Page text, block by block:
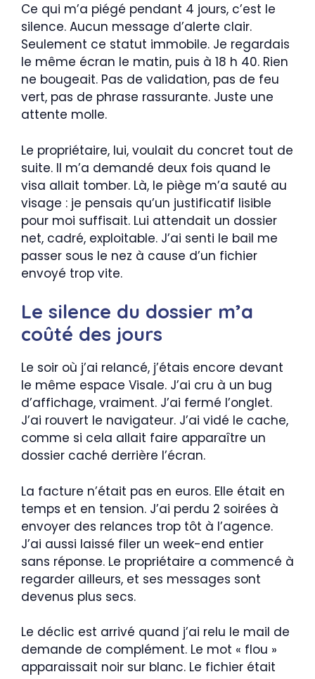
Ce qui m’a piégé pendant 4 jours, c’est le
silence. Aucun message d’alerte clair.
Seulement ce statut immobile. Je regardais
le même écran le matin, puis à 18 h 40. Rien
ne bougeait. Pas de validation, pas de feu
vert, pas de phrase rassurante. Juste une
attente molle.
Le propriétaire, lui, voulait du concret tout de
suite. Il m’a demandé deux fois quand le
visa allait tomber. Là, le piège m’a sauté au
visage : je pensais qu’un justificatif lisible
pour moi suffisait. Lui attendait un dossier
net, cadré, exploitable. J’ai senti le bail me
passer sous le nez à cause d’un fichier
envoyé trop vite.
Le silence du dossier m’a
coûté des jours
Le soir où j’ai relancé, j’étais encore devant
le même espace Visale. J’ai cru à un bug
d’affichage, vraiment. J’ai fermé l’onglet.
J’ai rouvert le navigateur. J’ai vidé le cache,
comme si cela allait faire apparaître un
dossier caché derrière l’écran.
La facture n’était pas en euros. Elle était en
temps et en tension. J’ai perdu 2 soirées à
envoyer des relances trop tôt à l’agence.
J’ai aussi laissé filer un week-end entier
sans réponse. Le propriétaire a commencé à
regarder ailleurs, et ses messages sont
devenus plus secs.
Le déclic est arrivé quand j’ai relu le mail de
demande de complément. Le mot « flou »
apparaissait noir sur blanc. Le fichier était